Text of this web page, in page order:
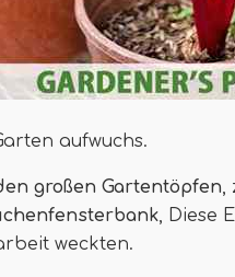
aufwuchs.
großen Gartentöpfen,
, Diese
weckten.